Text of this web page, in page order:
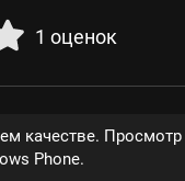
1 оценок
качестве.
Phone.